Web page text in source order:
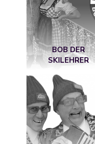
BOB DER
SKILEHRER